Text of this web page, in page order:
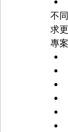
不
求更
專